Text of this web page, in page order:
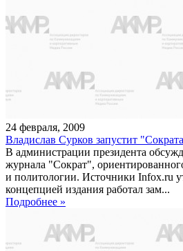
24 февраля, 2009
Владислав Сурков запустит
В администрации президента
журнала "Сократ",
и политологии. Источники Infox.ru
концепцией издания работал зам...
Подробнее »